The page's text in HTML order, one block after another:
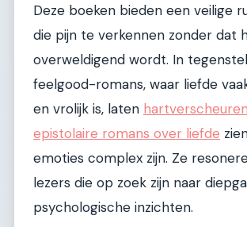
Deze boeken bieden een veilige
die pijn te verkennen zonder dat
overweldigend wordt. In
feelgood-romans, waar liefde
en vrolijk is, laten
epistolaire romans over liefde
emoties complex zijn. Ze
lezers die op zoek zijn naar
psychologische inzichten.